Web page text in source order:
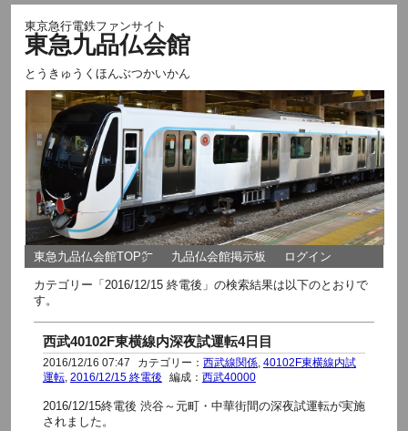
東京急行電鉄ファンサイト
東急九品仏会館
とうきゅうくほんぶつかいかん
東急九品仏会館TOP㌻ 九品仏会館掲示板 ログイン
カテゴリー「2016/12/15 終電後」の検索結果は以下のとおりで
す。
西武40102F東横線内深夜試運転4日目
2016/12/16 07:47 カテゴリー： 西武線関係, 40102F東横線内試
運転, 2016/12/15 終電後 編成： 西武40000
2016/12/15終電後 渋谷～元町・中華街間の深夜試運転が実施
されました。